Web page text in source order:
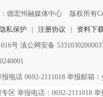
德宏州融媒体中心 版权所有
隐私保护 注册协议 资料下
号 滇公网安备
电话 0692-2111018 举报邮箱：
区 举报电话：0692-2111018 举